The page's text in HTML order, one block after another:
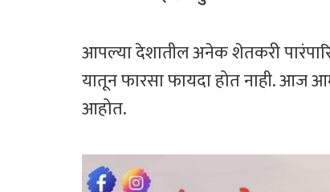
ok p
p
आपल्या देशातील अनेक शेतकरी
यातून फारसा फायदा होत नाही. आज
आहोत.